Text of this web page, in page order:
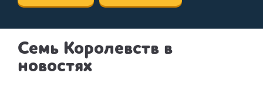
Семь Королевств в
новостях